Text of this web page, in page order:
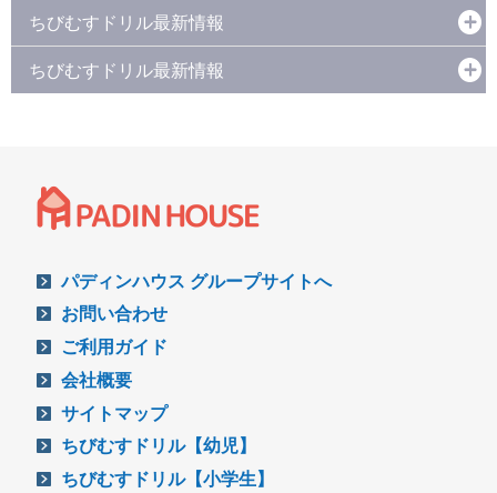
ちびむすドリル最新情報
ちびむすドリル最新情報
パディンハウス グループサイトへ
お問い合わせ
ご利用ガイド
会社概要
サイトマップ
ちびむすドリル【幼児】
ちびむすドリル【小学生】